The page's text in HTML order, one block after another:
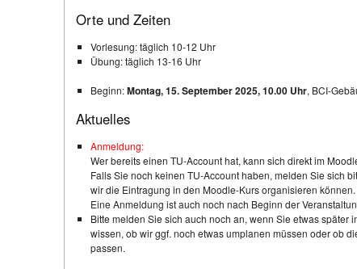
Orte und Zeiten
Vorlesung: täglich 10-12 Uhr
Übung: täglich 13-16 Uhr
Beginn:Montag, 15. September 2025, 10.00 Uhr, BCI-
Aktuelles
Anmeldung:
Wer bereits einen TU-Account hat, kann sich direkt im
Falls Sie noch keinen TU-Account haben, melden Sie sich
wir die Eintragung in den Moodle-Kurs organisieren können.
Eine Anmeldung ist auch noch nach Beginn der
Bitte melden Sie sich auch noch an, wenn Sie etwas später
wissen, ob wir ggf. noch etwas umplanen müssen oder ob
passen.